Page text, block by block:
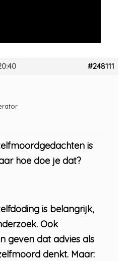
#248111
is
hoe doe je dat?
is belangrijk,
Ook
geven dat advies als
denkt. Maar: